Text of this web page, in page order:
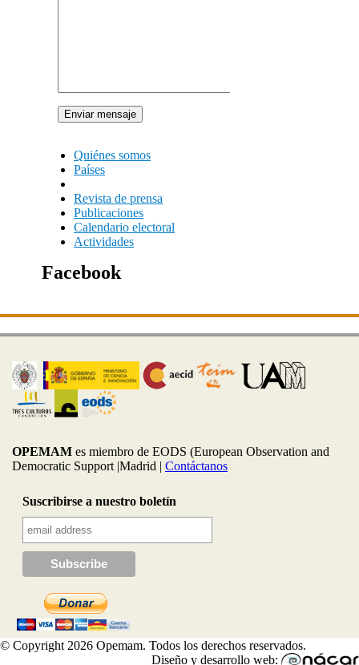
Quiénes somos
Países
Revista de prensa
Publicaciones
Calendario electoral
Actividades
Facebook
OPEMAM es miembro de EODS (European Observation and
Democratic Support |Madrid | Contáctanos
Suscribirse a nuestro boletín
© Copyright 2026 Opemam. Todos los derechos reservados.
Diseño y desarrollo web: